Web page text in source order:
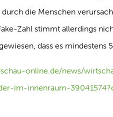
die Menschen
Zahl stimmt allerdings
dass es mindestens
online.de/news/
im-innenraum-